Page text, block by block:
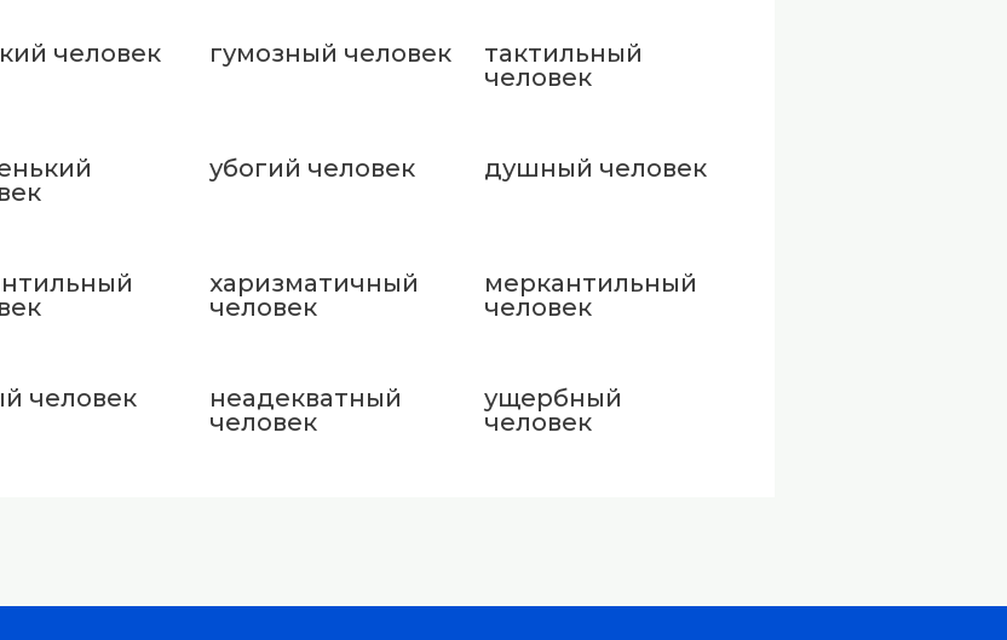
человек гумозный человек
тактильный
человек
убогий человек душный человек
харизматичный
человек
меркантильный
человек
человек
неадекватный
человек
ущербный
человек